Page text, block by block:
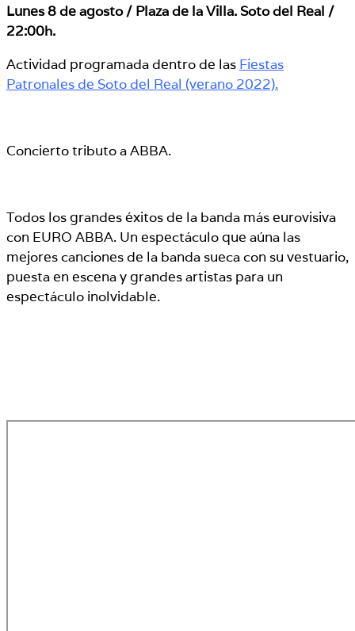
Lunes 8 de agosto / Plaza de la Villa. Soto del Real /
22:00h.
Actividad programada dentro de las Fiestas
Patronales de Soto del Real (verano 2022).
Concierto tributo a ABBA.
Todos los grandes éxitos de la banda más eurovisiva
con EURO ABBA. Un espectáculo que aúna las
mejores canciones de la banda sueca con su vestuario,
puesta en escena y grandes artistas para un
espectáculo inolvidable.